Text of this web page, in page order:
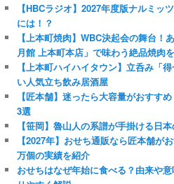
【HBCラジオ】2027年度版ナルミッ
には！？
【上本町焼肉】WBC決起会の舞台！
月館 上本町本店」で味わう絶品焼肉
【上本町ハイハイタウン】立呑み「
い人気立ち飲み居酒屋
【匠本舗】迷ったら大容量がおすす
3選
【笹岡】魯山人の系譜が手掛ける日
【2027年】おせち通販なら匠本舗が
万個の実績を紹介
おせちはなぜ年始に食べる？由来や